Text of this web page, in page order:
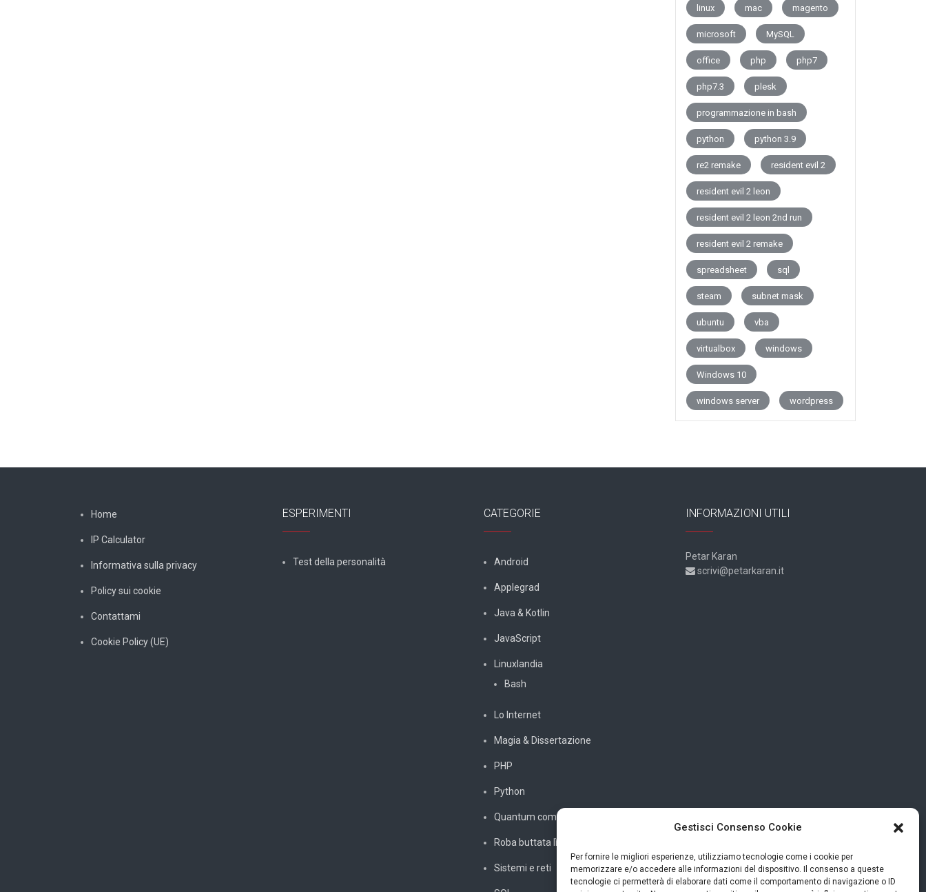
Gestisci Consenso Cookie
Per fornire le migliori esperienze, utilizziamo tecnologie come i cookie per
memorizzare e/o accedere alle informazioni del dispositivo. Il consenso a queste
tecnologie ci permetterà di elaborare dati come il comportamento di navigazione o ID
linux mac magento
microsoft MySQL
office php php7
php7.3 plesk
programmazione in bash
python python 3.9
re2 remake resident evil 2
resident evil 2 leon
resident evil 2 leon 2nd run
resident evil 2 remake
spreadsheet sql
steam subnet mask
ubuntu vba
virtualbox windows
Windows 10
windows server wordpress
Home
IP Calculator
Informativa sulla privacy
Policy sui cookie
Contattami
Cookie Policy (UE)
ESPERIMENTI
Test della personalità
CATEGORIE
Android
Applegrad
Java & Kotlin
JavaScript
Linuxlandia
Bash
Lo Internet
Magia & Dissertazione
PHP
Python
Quantum computing
Roba buttata lì
Sistemi e reti
INFORMAZIONI UTILI
Petar Karan
scrivi@petarkaran.it